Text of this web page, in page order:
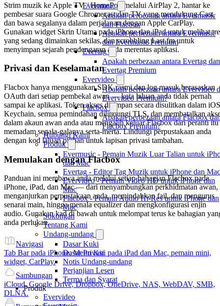
Evermusic
Apakah perbezaan antara Evermusic
dan Flacbox
Apakah perbezaan antara Evermusic
dan Evermusic Premium
Evertag
Apakah perbezaan antara Evertag dan
Evertag Premium
Evervideo
Apakah perbezaan antara Evervideo
Evervideo Premium?
Flacbox
Apakah perbezaan antara Flacbox
Flacbox Premium?
Hubungi Kami
Produk
Evermusic - Pemain Muzik Luar Talian untuk
dan Mac
Evertag - Editor Tag Muzik untuk iPhone dan Mac
Evervideo - Pemain Video HD untuk iPhone dan
Mac
Flacbox - Pemain Audio Hi-Res untuk iPhone dan
Mac
Sokongan
Tentang Kami
Undang-undang
Dasar Kuki
Dasar Privasi
Notis Undang-undang
Perjanjian Lesen
Terma dan Syarat
Produk
Evervideo
Strim muzik ke Apple TV / HomePod melalui AirPlay 2, hantar ke
pembesar suara Google Chromecast dan TV yang mendukung Cast,
dan bawa segalanya dalam perjalanan dengan Apple CarPlay.
Gunakan widget Skrin Utama pada iPhone dan iPad untuk melihat
yang sedang dimainkan sekilas, dan scrobbling Last.fm untuk
menyimpan sejarah pendengaran anda merentas aplikasi.
Privasi dan Keselamatan
Flacbox hanya menggunakan SDK rasmi dan log masuk berasaskan
OAuth dari setiap pembekal awan — kata laluan anda tidak pernah
sampai ke aplikasi. Token akses disimpan secara disulitkan dalam iOS
Keychain, semua pemindahan dilindungi TLS, dan membatalkan
dalam akaun awan anda atau mengalih keluar Flacbox dari peranti itu
memadam segala-galanya serta-merta. Lindungi perpustakaan anda
dengan kod laluan pilihan untuk lapisan privasi tambahan.
Memulakan dengan Flacbox
Panduan ini membawa anda melalui setiap bahagian Flacbox pada
iPhone, iPad, dan Mac — dari menyambungkan perkhidmatan awan,
menganjurkan perpustakaan anda, memindahkan fail, dan mengurus
senarai main, hingga menala equalizer dan mengkonfigurasi enjin
audio. Gunakan kad di bawah untuk melompat terus ke bahagian
anda perlukan.
Navigasi
Tab Bar pada iPhone, Menu Kiri pada iPad dan Mac, pemain mini,
widget, CarPlay.
Sambungan
iCloud, Google Drive, Dropbox, OneDrive, NAS, WebDAV, SMB,
DLNA.